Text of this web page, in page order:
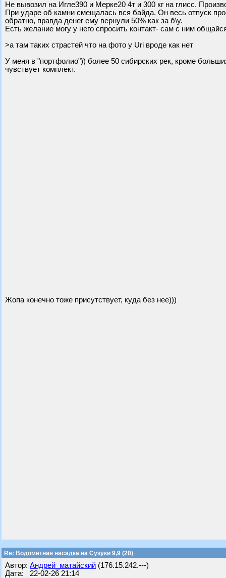
Не вывозил на Игле390 и Мерке20 4т и 300 кг на глисс.
При ударе об камни смещалась вся байда. Он весь отпуск
обратно, правда денег ему вернули 50% как за б\у.
Есть желание могу у него спросить контакт- сам с ним
>а там таких страстей что на фото у Uri вроде как нет
У меня в "портфолио")) более 50 сибирских рек, кроме
чувствует комплект.
Жопа конечно тоже присутствует, куда без нее)))
Re: Водометная насадка на Сузуки 9,9 (20)
Автор: Андрей_матайский (176.15.242.---)
Дата: 22-02-26 21:14